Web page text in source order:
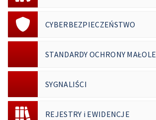
CYBERBEZPIECZEŃSTWO
STANDARDY OCHRONY
SYGNALIŚCI
REJESTRY i EWIDENCJE